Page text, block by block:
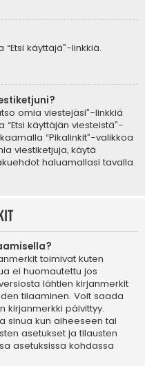
käyttäjä”-linkkiä.
omia viestejäsi”-linkkiä
käyttäjän viesteistä”-
“Pikalinkit”-valikkoa
viestiketjuja, käytä
haluamallasi tavalla.
toimivat kuten
ei huomautettu jos
lähtien kirjanmerkit
tilaaminen. Voit saada
kirjanmerkki päivittyy.
sinua kun aiheeseen tai
asetukset ja tilausten
asetuksissa kohdassa